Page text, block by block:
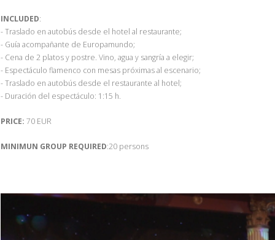
INCLUDED:
- Traslado en autobús desde el hotel al restaurante;
- Guía acompañante de Europamundo;
- Cena de 2 platos y postre. Vino, agua y sangría a elegir;
- Espectáculo flamenco con mesas próximas al escenario;
- Traslado en autobús desde el restaurante al hotel;
- Duración del espectáculo: 1:15 h.
PRICE: 70 EUR
MINIMUN GROUP REQUIRED:20 persons